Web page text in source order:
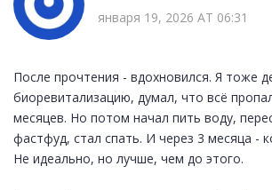
января 19, 2026 AT 06:31
После прочтения - вдохновился. Я тоже
биоревитализацию, думал, что всё
месяцев. Но потом начал пить воду,
фастфуд, стал спать. И через 3 месяца -
Не идеально, но лучше, чем до этого.